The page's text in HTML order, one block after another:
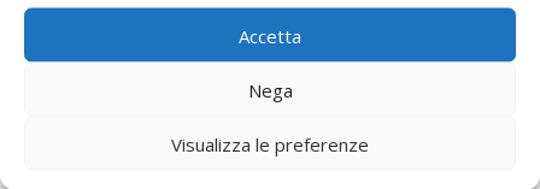
Accetta
Nega
Visualizza le preferenze
Avvolgibili Motorizzate Cecchignoladi prima
qualità, siamo in grado di assicurarvi che i nostri prezzi
sono assolutamente fra i più convenienti in
circolazione. Noi siamo soliti lavorare in modo
nostro scopo principale è la soddisfazione del cliente,